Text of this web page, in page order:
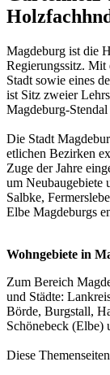
Magdeburg ist die
Regierungssitz. Mit
Stadt sowie eines
ist Sitz zweier
Magdeburg-
Die Stadt
etlichen Bezirken
Zuge der Jahre
um Neubaugebiete
Salbke,
Elbe Magdeburgs
Wohngebiete in
Zum Bereich
und Städte:
Börde, Burgstall,
Schönebeck (Elbe)
Diese